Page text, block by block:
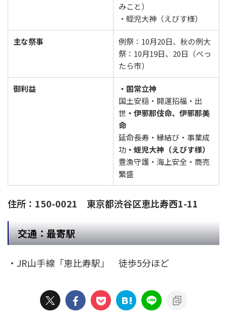
みこと）
・蛭児大神（えびす様）
主な祭事
例祭：10月20日、秋の例大
祭：10月19日、20日（べっ
たら市）
御利益
・国常立神
国土安穏・開運招福・出
世 ・伊邪那伎命、伊邪那美
命
延命長寿・縁結び・事業成
功 ・蛭児大神（えびす様）
豊漁守護・海上安全・商売
繁盛
住所：150-0021 東京都渋谷区恵比寿西1-11
交通：最寄駅
・JR山手線「恵比寿駅」 徒歩5分ほど